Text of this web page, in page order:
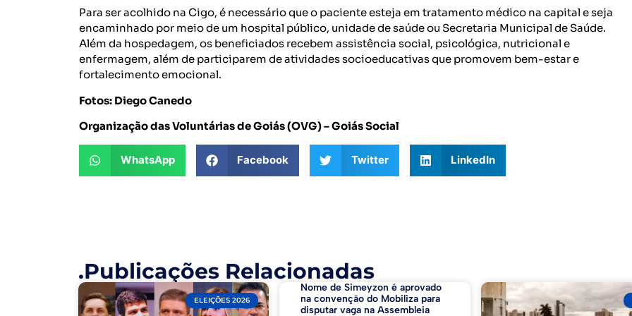
Para ser acolhido na Cigo, é necessário que o paciente esteja em tratamento médico na capital e seja
encaminhado por meio de um hospital público, unidade de saúde ou Secretaria Municipal de Saúde.
Além da hospedagem, os beneficiados recebem assistência social, psicológica, nutricional e
enfermagem, além de participarem de atividades socioeducativas que promovem bem-estar e
fortalecimento emocional.
Fotos: Diego Canedo
Organização das Voluntárias de Goiás (OVG) – Goiás Social
WhatsApp Facebook Twitter LinkedIn
.Publicações Relacionadas
ELEIÇÕES 2026
Nome de Simeyzon é aprovado
na convenção do Mobiliza para
disputar vaga na Assembleia